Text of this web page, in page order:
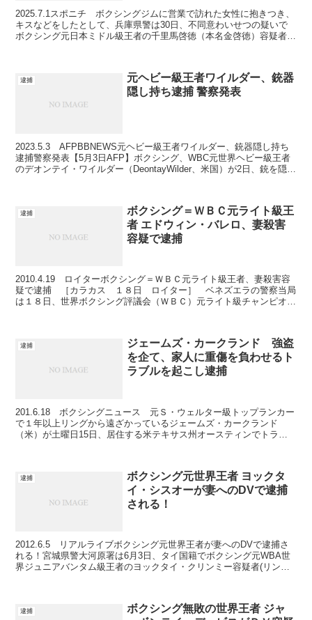
2025.7.1スポニチ ボクシングジムに営業で訪れた女性に抱きつき、
キスなどをしたとして、兵庫県警は30日、不同意わいせつの疑いで
ボクシング元日本ミドル級王者の千里馬啓徳（本名金啓徳）容疑者
逮捕
元ヘビー級王者ワイルダー、銃器
隠し持ち逮捕 警察発表
2023.5.3 AFPBBNEWS元ヘビー級王者ワイルダー、銃器隠し持ち
逮捕警察発表【5月3日AFP】ボクシング、WBC元世界ヘビー級王者
のデオンテイ・ワイルダー（DeontayWilder、米国）が2日、銃を隠し
逮捕
ボクシング＝ＷＢＣ元ライト級王
者 エドウィン・バレロ、妻殺害
容疑で逮捕
2010.4.19 ロイターボクシング＝ＷＢＣ元ライト級王者、妻殺害容
疑で逮捕 ［カラカス １８日 ロイター］ ベネズエラの警察当局
は１８日、世界ボクシング評議会（ＷＢＣ）元ライト級チャンピオン
逮捕
ジェームズ・カークランド 強盗
を企て、家人に重傷を負わせるト
ラブルを起こし逮捕
201.6.18 ボクシングニュース 元Ｓ・ウェルター級トップランカー
で１年以上リングから遠ざかっているジェームズ・カークランド
（米）が土曜日15日、居住する米テキサス州オースティンでトラブ
逮捕
ボクシング元世界王者 ヨックタ
イ・シスオーが妻へのDVで逮捕
される！
2012.6.5 リアルライブボクシング元世界王者が妻へのDVで逮捕さ
れる！宮城県警大河原署は6月3日、タイ国籍でボクシング元WBA世
界ジュニアバンタム級王者のヨックタイ・クリンミー容疑者(リング
逮捕
ボクシング無敗の世界王者 ジャ